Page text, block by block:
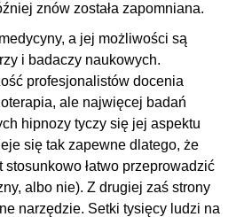
znów została zapomniana.
a jej możliwości są
i badaczy naukowych.
profesjonalistów docenia
ale najwięcej badań
hipnozy tyczy się jej aspektu
się tak zapewne dlatego, że
łatwo przeprowadzić
albo nie). Z drugiej zaś strony
narzędzie. Setki tysięcy ludzi na